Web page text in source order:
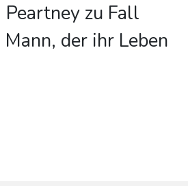
zu Fall
der ihr Leben